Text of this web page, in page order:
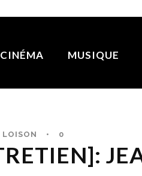
CINÉMA MUSIQUE
LOISON • 0